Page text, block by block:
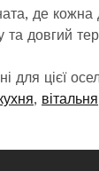
де кожна
та довгий
для цієї
, вітальня